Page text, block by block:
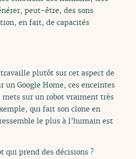
peut-être, des sons
en fait, de capacités
plutôt sur cet aspect de
un Google Home, ces enceintes
mets sur un robot vraiment très
qui fait son clone en
le plus à l’humain est
qui prend des décisions ?